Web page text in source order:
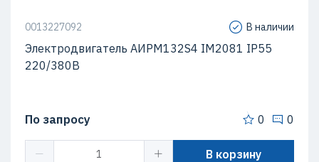
0013227092 В наличии
Электродвигатель АИРМ132S4 IM2081 IP55
220/380В
По запросу 0 0
В корзину